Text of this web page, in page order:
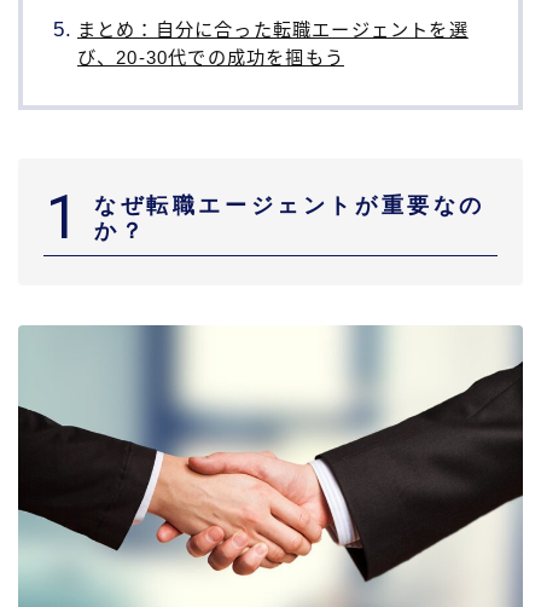
まとめ：自分に合った転職エージェントを選
び、20-30代での成功を掴もう
1
なぜ転職エージェントが重要なの
か？